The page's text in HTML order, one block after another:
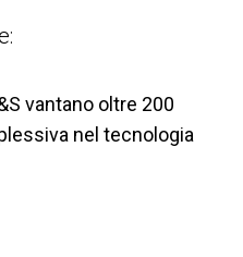
vantano oltre 200
nel tecnologia